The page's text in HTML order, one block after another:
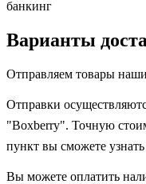
банкинг
Варианты
Отправляем товары
Отправки
"Boxberry". Точную
пункт вы сможете
Вы можете оплатить